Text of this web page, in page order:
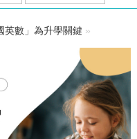
英數」為升學關鍵 »